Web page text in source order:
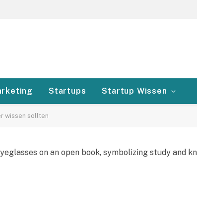
Startups Startup Wissen
wissen sollten